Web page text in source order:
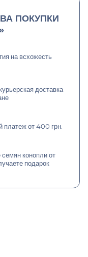
ПОКУПКИ
на всхожесть
доставка
платеж от 400 грн.
семян конопли от
подарок